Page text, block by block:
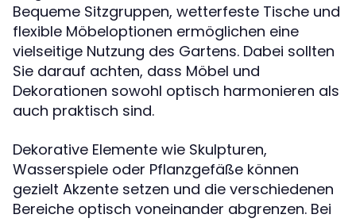
Bequeme Sitzgruppen, wetterfeste Tische und
flexible Möbeloptionen ermöglichen eine
vielseitige Nutzung des Gartens. Dabei sollten
Sie darauf achten, dass Möbel und
Dekorationen sowohl optisch harmonieren als
auch praktisch sind.
Dekorative Elemente wie Skulpturen,
Wasserspiele oder Pflanzgefäße können
gezielt Akzente setzen und die verschiedenen
Bereiche optisch voneinander abgrenzen. Bei